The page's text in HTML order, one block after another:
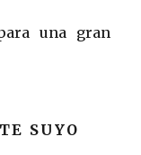
una gran
SUYO